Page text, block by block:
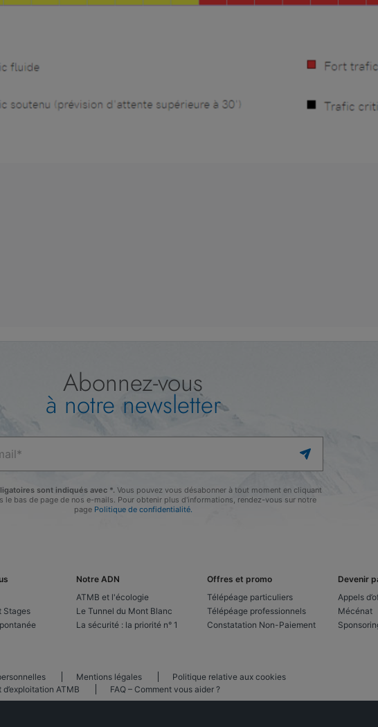
Abonnez-vous
à notre newsletter
sont indiqués avec *. Vous pouvez vous désabonner à tout moment en cliquant
le bas de page de nos e-mails. Pour obtenir plus d'informations, rendez-vous sur notre
page Politique de confidentialité.
Stages
Notre ADN
ATMB et l'écologie
Le Tunnel du Mont Blanc
La sécurité : la priorité n° 1
Offres et promo
Télépéage particuliers
Télépéage professionnels
Constatation Non-Paiement
Devenir
Appels
Mécénat
Mentions légales
Politique relative aux cookies
d’exploitation ATMB
FAQ – Comment vous aider ?